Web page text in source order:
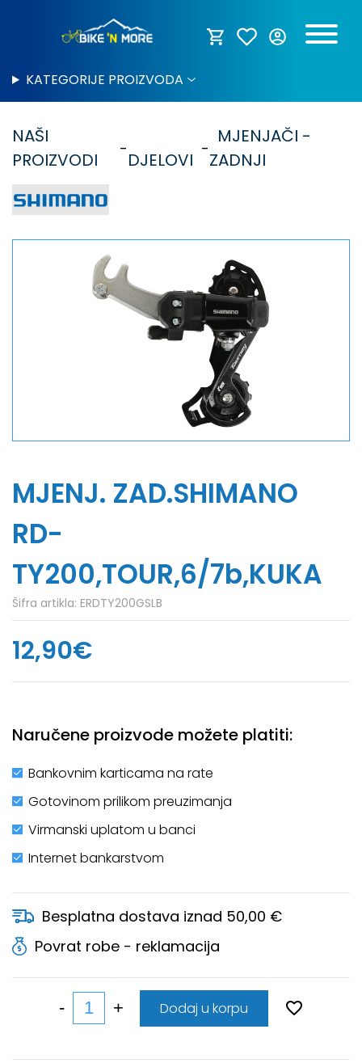
KATEGORIJE PROIZVODA
NAŠI
PROIZVODI
DJELOVI
MJENJAČI -
ZADNJI
MJENJ. ZAD.SHIMANO
RD-
TY200,TOUR,6/7b,KUKA
Šifra artikla: ERDTY200GSLB
12,90€
Naručene proizvode možete platiti:
Bankovnim karticama na rate
Gotovinom prilikom preuzimanja
Virmanski uplatom u banci
Internet bankarstvom
Besplatna dostava iznad 50,00 €
Povrat robe - reklamacija
Dodaj u korpu